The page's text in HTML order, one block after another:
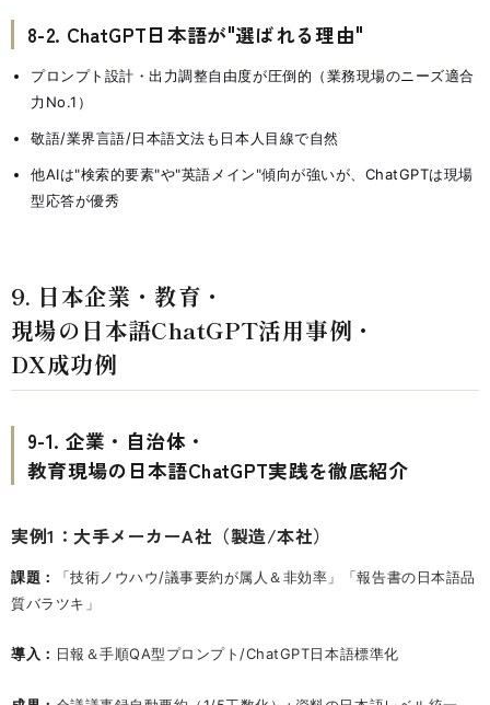
8-2. ChatGPT日本語が"選ばれる理由"
プロンプト設計・出力調整自由度が圧倒的（業務現場のニーズ適合
力No.1）
敬語/業界言語/日本語文法も日本人目線で自然
他AIは"検索的要素"や"英語メイン"傾向が強いが、ChatGPTは現場
型応答が優秀
9. 日本企業・教育・
現場の日本語ChatGPT活用事例・
DX成功例
9-1. 企業・自治体・
教育現場の日本語ChatGPT実践を徹底紹介
実例1：大手メーカーA社（製造/本社）
課題：
「技術ノウハウ/議事要約が属人＆非効率」「報告書の日本語品
質バラツキ」
導入： 日報＆手順QA型プロンプト/ChatGPT日本語標準化